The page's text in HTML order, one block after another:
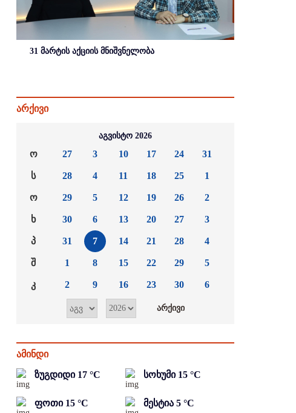
31 მარტის აქციის მნიშვნელობა
არქივი
აგვისტო 2026
ო
ს
ო
ხ
პ
შ
კ
27
28
29
30
31
1
2
3
4
5
6
7
8
9
10
11
12
13
14
15
16
17
18
19
20
21
22
23
24
25
26
27
28
29
30
31
1
2
3
4
5
6
ამინდი
ზუგდიდი 17 °C სოხუმი 15 °C
ფოთი 15 °C მესტია 5 °C